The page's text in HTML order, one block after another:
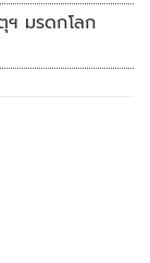
ฯ มรดกโลก